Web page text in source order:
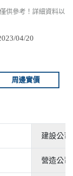
供參考！詳細資料以
04/20
周邊實價
建設公司
營造公司